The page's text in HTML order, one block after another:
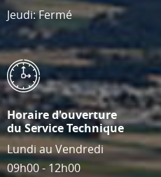
Jeudi: Fermé
Horaire d'ouverture
du Service Technique
Lundi au Vendredi
09h00 - 12h00